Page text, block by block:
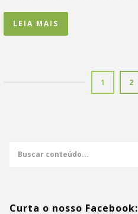
LEIA MAIS
1 2
Curta o nosso Facebook: